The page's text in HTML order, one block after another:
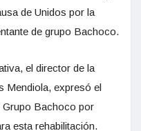
de Unidos por la
de grupo Bachoco.
el director de la
Mendiola, expresó el
Grupo Bachoco por
esta rehabilitación.